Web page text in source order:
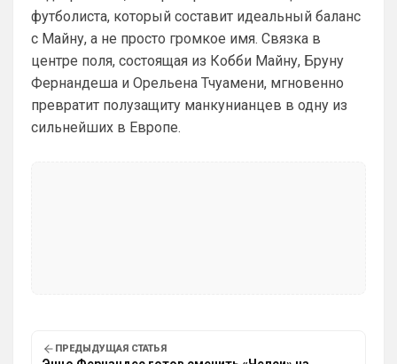
футболиста, который составит идеальный баланс
с Майну, а не просто громкое имя. Связка в
центре поля, состоящая из Кобби Майну, Бруну
Фернандеша и Орельена Тчуамени, мгновенно
превратит полузащиту манкунианцев в одну из
сильнейших в Европе.
ПРЕДЫДУЩАЯ СТАТЬЯ
Конечно будет занятно , если Ямалю дадут
А за что Кейну? Оба главных турнира,
ЧМ и ЛЧ, его команды слили.
Аристократ• 13:34
Ответ для Deep_Blue
очередной цирк